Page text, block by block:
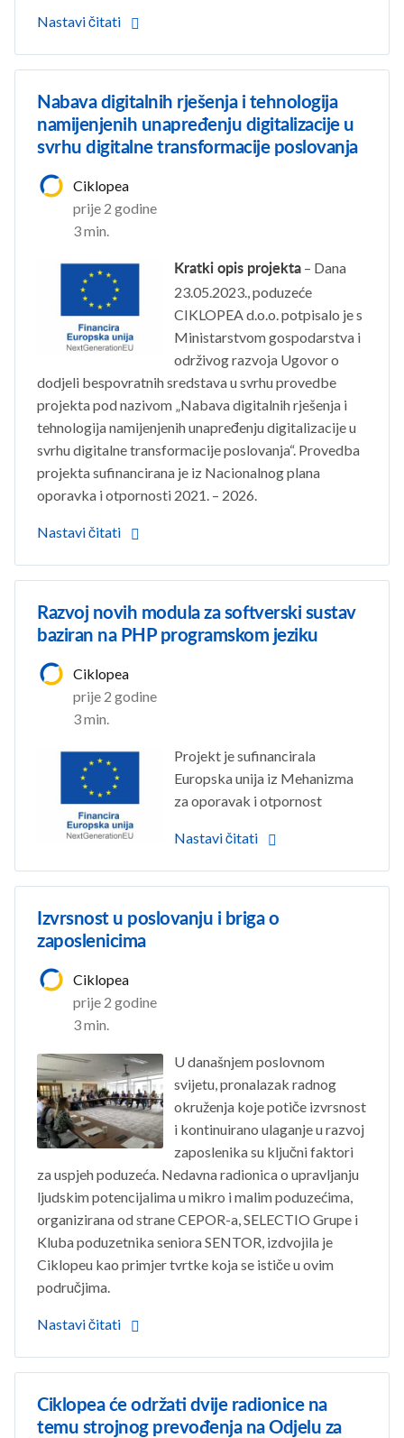
Nastavi čitati
Nabava digitalnih rješenja i tehnologija
namijenjenih unapređenju digitalizacije u
svrhu digitalne transformacije poslovanja
Ciklopea
prije 2 godine
3 min.
Kratki opis projekta – Dana
23.05.2023., poduzeće
CIKLOPEA d.o.o. potpisalo je s
Ministarstvom gospodarstva i
održivog razvoja Ugovor o
dodjeli bespovratnih sredstava u svrhu provedbe
projekta pod nazivom „Nabava digitalnih rješenja i
tehnologija namijenjenih unapređenju digitalizacije u
svrhu digitalne transformacije poslovanja“. Provedba
projekta sufinancirana je iz Nacionalnog plana
oporavka i otpornosti 2021. – 2026.
Nastavi čitati
Razvoj novih modula za softverski sustav
baziran na PHP programskom jeziku
Ciklopea
prije 2 godine
3 min.
Projekt je sufinancirala
Europska unija iz Mehanizma
za oporavak i otpornost
Nastavi čitati
Izvrsnost u poslovanju i briga o
zaposlenicima
Ciklopea
prije 2 godine
3 min.
U današnjem poslovnom
svijetu, pronalazak radnog
okruženja koje potiče izvrsnost
i kontinuirano ulaganje u razvoj
zaposlenika su ključni faktori
za uspjeh poduzeća. Nedavna radionica o upravljanju
ljudskim potencijalima u mikro i malim poduzećima,
organizirana od strane CEPOR-a, SELECTIO Grupe i
Kluba poduzetnika seniora SENTOR, izdvojila je
Ciklopeu kao primjer tvrtke koja se ističe u ovim
područjima.
Nastavi čitati
Ciklopea će održati dvije radionice na
temu strojnog prevođenja na Odjelu za